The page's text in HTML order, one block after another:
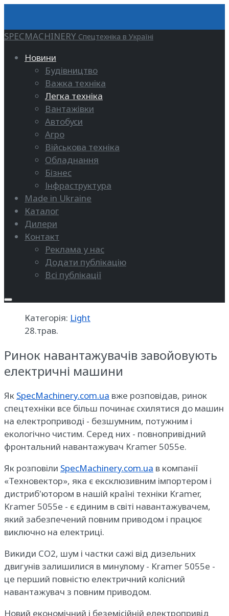
SPECMACHINERY Спецтехніка в Україні
Новини
Будівництво
Важка техніка
Легка техніка
Вантажівки
Автобуси
Агро
Військова техніка
Обладнання
Бізнес
Інфраструктура
Made in Ukraine
Каталог
Дилери
Контакт
Реклама у нас
Додати публікацію
Всі публікації
Категорія: Light
28.трав.
Ринок навантажувачів завойовують
електричні машини
Як SpecMachinery.com.ua вже розповідав, ринок
спецтехніки все більш починає схилятися до машин
на електроприводі - безшумним, потужним і
екологічно чистим. Серед них - повнопривідний
фронтальний навантажувач Kramer 5055e.
Як розповіли SpecMachinery.com.ua в компанії
«Техновектор», яка є ексклюзивним імпортером і
дистриб'ютором в нашій країні техніки Kramer,
Kramer 5055e - є єдиним в світі навантажувачем,
який забезпечений повним приводом і працює
виключно на електриці.
Викиди CO2, шум і частки сажі від дизельних
двигунів залишилися в минулому - Kramer 5055e -
це перший повністю електричний колісний
навантажувач з повним приводом.
Новий економічний і беземісійній електропривід